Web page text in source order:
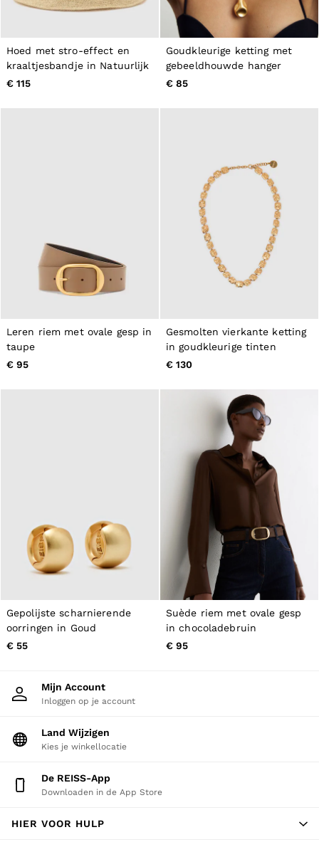
Hoed met stro-effect en
kraaltjesbandje in Natuurlijk
€ 115
Goudkleurige ketting met
gebeeldhouwde hanger
€ 85
Leren riem met ovale gesp in
taupe
€ 95
Gesmolten vierkante ketting
in goudkleurige tinten
€ 130
Gepolijste scharnierende
oorringen in Goud
€ 55
Suède riem met ovale gesp
in chocoladebruin
€ 95
Mijn Account
Inloggen op je account
Land Wijzigen
Kies je winkellocatie
De REISS-App
Downloaden in de App Store
HIER VOOR HULP